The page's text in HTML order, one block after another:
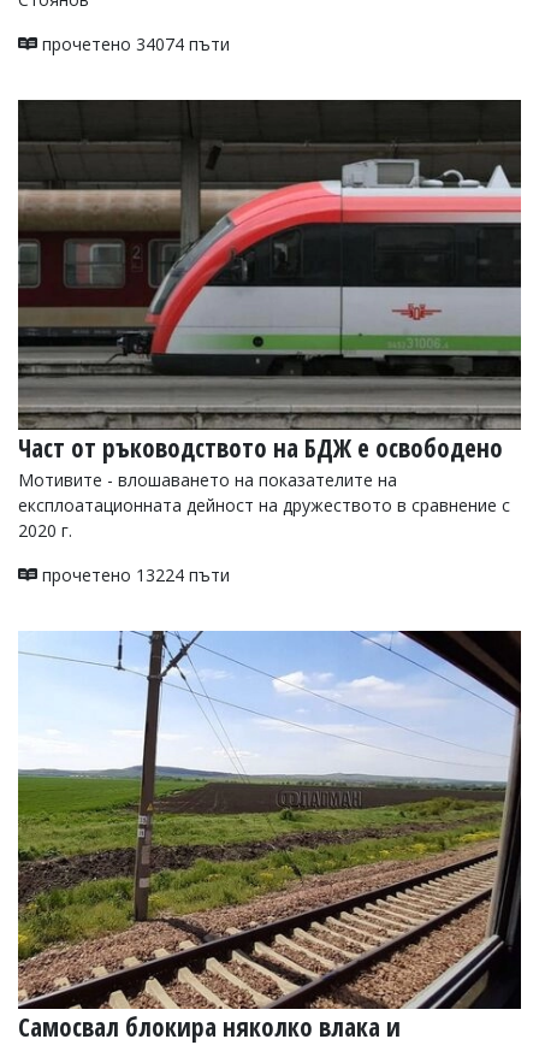
прочетено 34074 пъти
Част от ръководството на БДЖ е освободено
Мотивите - влошаването на показателите на
експлоатационната дейност на дружеството в сравнение с
2020 г.
прочетено 13224 пъти
Самосвал блокира няколко влака и